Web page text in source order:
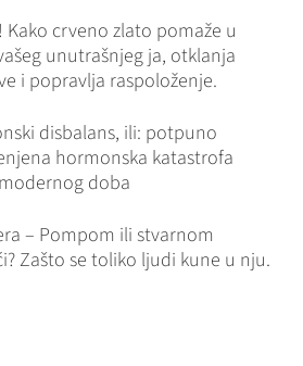
Kako crveno zlato pomaže u
unutrašnjeg ja, otklanja
i popravlja raspoloženje.
disbalans, ili: potpuno
hormonska katastrofa
doba
– Pompom ili stvarnom
Zašto se toliko ljudi kune u nju.